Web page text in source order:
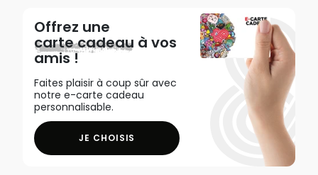
Offrez une
carte cadeau à vos
amis !
Faites plaisir à coup sûr avec
notre e-carte cadeau
personnalisable.
JE CHOISIS